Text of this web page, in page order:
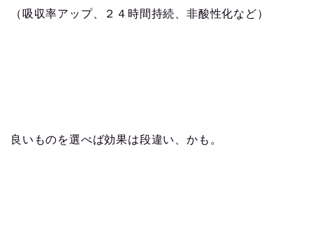
（吸収率アップ、２４時間持続、非酸性化など）
良いものを選べば効果は段違い、かも。